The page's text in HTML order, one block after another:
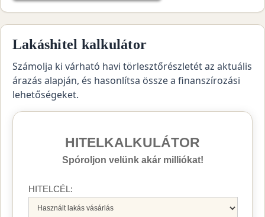
Lakáshitel kalkulátor
Számolja ki várható havi törlesztőrészletét az aktuális
árazás alapján, és hasonlítsa össze a finanszírozási
lehetőségeket.